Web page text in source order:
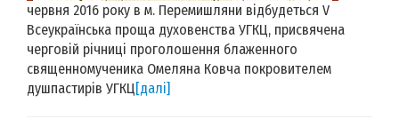
червня 2016 року в м. Перемишляни відбудеться V
Всеукраїнська проща духовенства УГКЦ, присвячена
черговій річниці проголошення блаженного
священномученика Омеляна Ковча покровителем
душпастирів УГКЦ[далі]